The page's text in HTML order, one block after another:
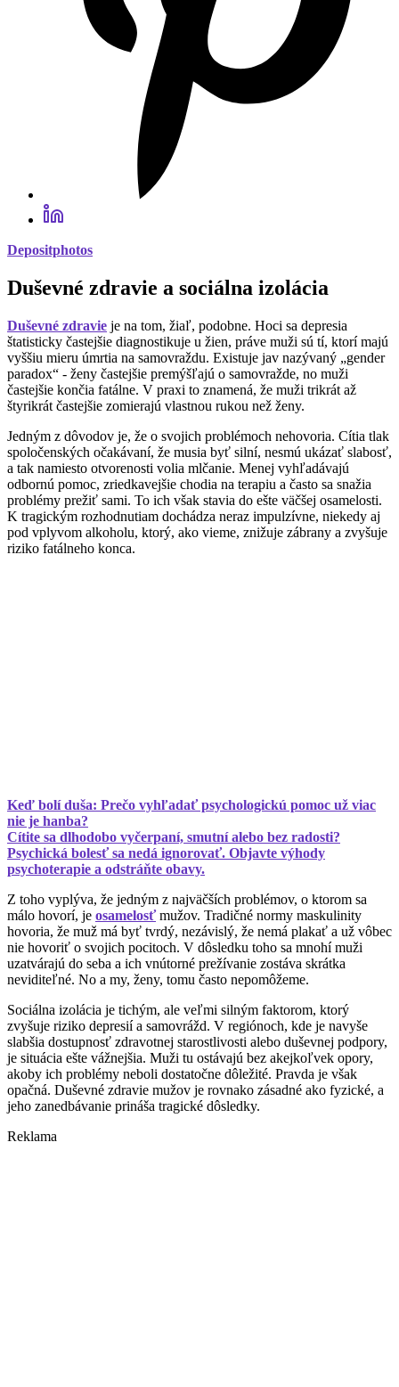
Depositphotos
Duševné zdravie a sociálna izolácia
Duševné zdravie je na tom, žiaľ, podobne. Hoci sa depresia
štatisticky častejšie diagnostikuje u žien, práve muži sú tí, ktorí majú
vyššiu mieru úmrtia na samovraždu. Existuje jav nazývaný „gender
paradox“ - ženy častejšie premýšľajú o samovražde, no muži
častejšie končia fatálne. V praxi to znamená, že muži trikrát až
štyrikrát častejšie zomierajú vlastnou rukou než ženy.
Jedným z dôvodov je, že o svojich problémoch nehovoria. Cítia tlak
spoločenských očakávaní, že musia byť silní, nesmú ukázať slabosť,
a tak namiesto otvorenosti volia mlčanie. Menej vyhľadávajú
odbornú pomoc, zriedkavejšie chodia na terapiu a často sa snažia
problémy prežiť sami. To ich však stavia do ešte väčšej osamelosti.
K tragickým rozhodnutiam dochádza neraz impulzívne, niekedy aj
pod vplyvom alkoholu, ktorý, ako vieme, znižuje zábrany a zvyšuje
riziko fatálneho konca.
Keď bolí duša: Prečo vyhľadať psychologickú pomoc už viac
nie je hanba?
Cítite sa dlhodobo vyčerpaní, smutní alebo bez radosti?
Psychická bolesť sa nedá ignorovať. Objavte výhody
psychoterapie a odstráňte obavy.
Z toho vyplýva, že jedným z najväčších problémov, o ktorom sa
málo hovorí, je osamelosťmužov. Tradičné normy maskulinity
hovoria, že muž má byť tvrdý, nezávislý, že nemá plakať a už vôbec
nie hovoriť o svojich pocitoch. V dôsledku toho sa mnohí muži
uzatvárajú do seba a ich vnútorné prežívanie zostáva skrátka
neviditeľné. No a my, ženy, tomu často nepomôžeme.
Sociálna izolácia je tichým, ale veľmi silným faktorom, ktorý
zvyšuje riziko depresií a samovrážd. V regiónoch, kde je navyše
slabšia dostupnosť zdravotnej starostlivosti alebo duševnej podpory,
je situácia ešte vážnejšia. Muži tu ostávajú bez akejkoľvek opory,
akoby ich problémy neboli dostatočne dôležité. Pravda je však
opačná. Duševné zdravie mužov je rovnako zásadné ako fyzické, a
jeho zanedbávanie prináša tragické dôsledky.
Reklama